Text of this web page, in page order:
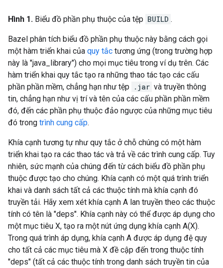
Hình 1. Biểu đồ phần phụ thuộc của tệp BUILD .
Bazel phân tích biểu đồ phần phụ thuộc này bằng cách gọi
một hàm triển khai của quy tắc tương ứng (trong trường hợp
này là "java_library") cho mọi mục tiêu trong ví dụ trên. Các
hàm triển khai quy tắc tạo ra những thao tác tạo các cấu
phần phần mềm, chẳng hạn như tệp
.jar và truyền thông
tin, chẳng hạn như vị trí và tên của các cấu phần phần mềm
đó, đến các phần phụ thuộc đảo ngược của những mục tiêu
đó trong trình cung cấp.
Khía cạnh tương tự như quy tắc ở chỗ chúng có một hàm
triển khai tạo ra các thao tác và trả về các trình cung cấp. Tuy
nhiên, sức mạnh của chúng đến từ cách biểu đồ phần phụ
thuộc được tạo cho chúng. Khía cạnh có một quá trình triển
khai và danh sách tất cả các thuộc tính mà khía cạnh đó
truyền tải. Hãy xem xét khía cạnh A lan truyền theo các thuộc
tính có tên là "deps". Khía cạnh này có thể được áp dụng cho
một mục tiêu X, tạo ra một nút ứng dụng khía cạnh A(X).
Trong quá trình áp dụng, khía cạnh A được áp dụng đệ quy
cho tất cả các mục tiêu mà X đề cập đến trong thuộc tính
"deps" (tất cả các thuộc tính trong danh sách truyền tin của